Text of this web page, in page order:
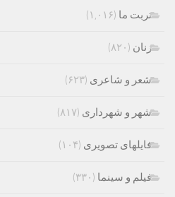
تربت ما (۱,۰۱۶)
زنان (۸۲۰)
شعر و شاعری (۶۲۳)
شهر و شهرداری (۸۱۷)
فایلهای تصویری (۱۰۴)
فیلم و سینما (۳۳۰)